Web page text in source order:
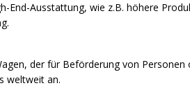
End-Ausstattung, wie z.B. höhere
der für Beförderung von
weltweit an.